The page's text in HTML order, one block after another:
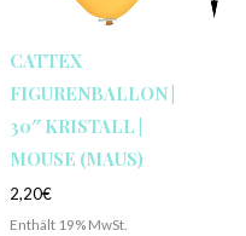
CATTEX
FIGURENBALLON |
30″ KRISTALL |
MOUSE (MAUS)
2,20€
Enthält 19% MwSt.